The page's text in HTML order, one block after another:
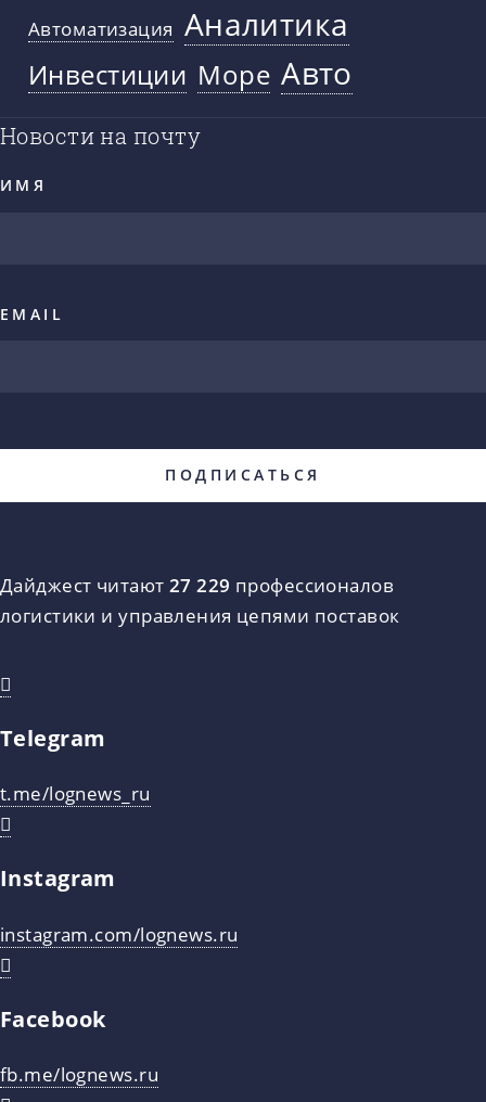
Автоматизация Аналитика
Инвестиции Море Авто
Новости на почту
ИМЯ
EMAIL
Дайджест читают 27 229 профессионалов
логистики и управления цепями поставок
Telegram
t.me/lognews_ru
Instagram
instagram.com/lognews.ru
Facebook
fb.me/lognews.ru